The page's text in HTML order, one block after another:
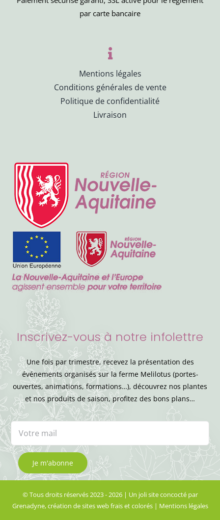
par carte bancaire
Mentions légales
Conditions générales de vente
Politique de confidentialité
Livraison
Inscrivez-vous à notre infolettre
Une fois par trimestre, recevez la présentation des
événements organisés sur la ferme Melilotus (portes-
ouvertes, animations, formations…), découvrez nos plantes
et nos produits de saison, profitez des bons plans…
© Tous droits réservés 2023 - 2026 | Un joli site concocté par
Grenadyne, création de sites web frais et colorés| Mentions légales